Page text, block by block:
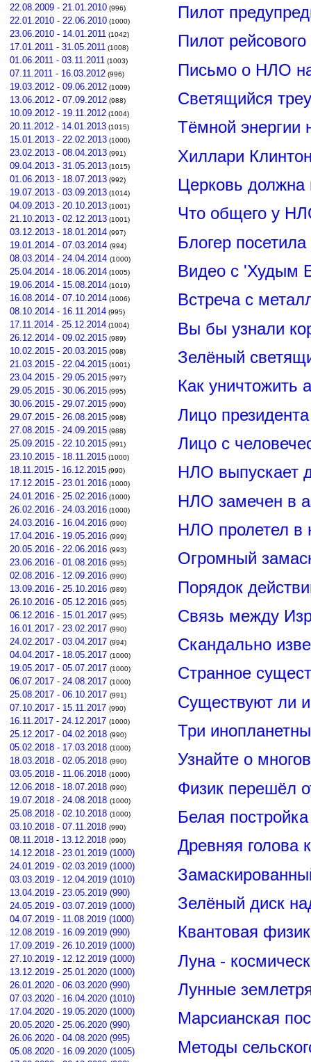
22.08.2009 - 21.01.2010 (996)
22.01.2010 - 22.06.2010 (1000)
23.06.2010 - 14.01.2011 (1042)
17.01.2011 - 31.05.2011 (1008)
01.06.2011 - 03.11.2011 (1003)
07.11.2011 - 16.03.2012 (996)
19.03.2012 - 09.06.2012 (1009)
13.06.2012 - 07.09.2012 (988)
10.09.2012 - 19.11.2012 (1004)
20.11.2012 - 14.01.2013 (1015)
15.01.2013 - 22.02.2013 (1000)
23.02.2013 - 08.04.2013 (991)
09.04.2013 - 31.05.2013 (1015)
01.06.2013 - 18.07.2013 (992)
19.07.2013 - 03.09.2013 (1014)
04.09.2013 - 20.10.2013 (1001)
21.10.2013 - 02.12.2013 (1001)
03.12.2013 - 18.01.2014 (997)
19.01.2014 - 07.03.2014 (994)
08.03.2014 - 24.04.2014 (1000)
25.04.2014 - 18.06.2014 (1005)
19.06.2014 - 15.08.2014 (1019)
16.08.2014 - 07.10.2014 (1006)
08.10.2014 - 16.11.2014 (995)
17.11.2014 - 25.12.2014 (1004)
26.12.2014 - 09.02.2015 (989)
10.02.2015 - 20.03.2015 (998)
21.03.2015 - 22.04.2015 (1001)
23.04.2015 - 29.05.2015 (997)
29.05.2015 - 30.06.2015 (995)
30.06.2015 - 29.07.2015 (990)
29.07.2015 - 26.08.2015 (998)
27.08.2015 - 24.09.2015 (988)
25.09.2015 - 22.10.2015 (991)
23.10.2015 - 18.11.2015 (1000)
18.11.2015 - 16.12.2015 (990)
17.12.2015 - 23.01.2016 (1000)
24.01.2016 - 25.02.2016 (1000)
26.02.2016 - 24.03.2016 (1000)
24.03.2016 - 16.04.2016 (990)
17.04.2016 - 19.05.2016 (999)
20.05.2016 - 22.06.2016 (993)
23.06.2016 - 01.08.2016 (995)
02.08.2016 - 12.09.2016 (990)
13.09.2016 - 25.10.2016 (989)
26.10.2016 - 05.12.2016 (995)
06.12.2016 - 15.01.2017 (995)
16.01.2017 - 23.02.2017 (990)
24.02.2017 - 03.04.2017 (994)
04.04.2017 - 18.05.2017 (1000)
19.05.2017 - 05.07.2017 (1000)
06.07.2017 - 24.08.2017 (1000)
25.08.2017 - 06.10.2017 (991)
07.10.2017 - 15.11.2017 (990)
16.11.2017 - 24.12.2017 (1000)
25.12.2017 - 04.02.2018 (990)
05.02.2018 - 17.03.2018 (1000)
18.03.2018 - 02.05.2018 (990)
03.05.2018 - 11.06.2018 (1000)
12.06.2018 - 18.07.2018 (990)
19.07.2018 - 24.08.2018 (1000)
25.08.2018 - 02.10.2018 (1000)
03.10.2018 - 07.11.2018 (990)
08.11.2018 - 13.12.2018 (990)
14.12.2018 - 23.01.2019 (1000)
24.01.2019 - 02.03.2019 (1000)
03.03.2019 - 12.04.2019 (1010)
13.04.2019 - 23.05.2019 (990)
24.05.2019 - 03.07.2019 (1000)
04.07.2019 - 11.08.2019 (1000)
12.08.2019 - 16.09.2019 (990)
17.09.2019 - 26.10.2019 (1000)
27.10.2019 - 12.12.2019 (1000)
13.12.2019 - 25.01.2020 (1000)
26.01.2020 - 06.03.2020 (990)
07.03.2020 - 16.04.2020 (1010)
17.04.2020 - 19.05.2020 (1000)
20.05.2020 - 25.06.2020 (990)
26.06.2020 - 04.08.2020 (995)
05.08.2020 - 16.09.2020 (1005)
Пилот
Пилот
Письмо о НЛО
Светящийся
Тёмной энергии
Хиллари
Церковь должна
Что общего у
Блогер
Видео с 'Худым
Встреча с
Вы бы узнали
Зелёный
Как уничтожить
Лицо
Лицо с
НЛО выпускает
НЛО замечен в
НЛО пролетел в
Огромный
Порядок
Связь между
Скандально
Странное
Существуют ли
Три
Узнайте о
Физик перешёл
Белая
Древняя голова
Зелёный диск
Квантовая
Луна -
Лунные
Марсианская
Методы